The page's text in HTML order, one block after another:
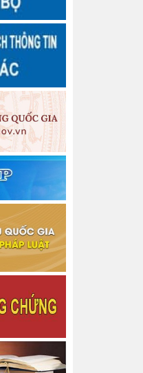
nghề công
công bố dữ
thác sử dụng
nghiệp vụ
chứng viên
viên
động cho
động cho
động cho
và Cộng sự
sự hành nghề
pháp lý tại
tập sự hành
được sửa
nhà nước
chứng viên